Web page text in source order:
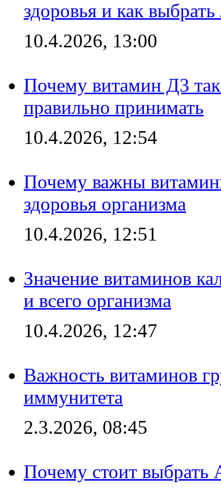
здоровья и как
10.4.2026, 13:00
Почему витамин Д3 так
правильно принимать
10.4.2026, 12:54
Почему важны
здоровья организма
10.4.2026, 12:51
Значение витаминов
и всего организма
10.4.2026, 12:47
Важность витаминов
иммунитета
2.3.2026, 08:45
Почему стоит выбрать